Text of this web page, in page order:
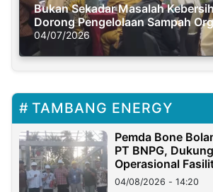
Bukan Sekadar Masalah
Dorong Pengelolaan Sampah
Solusi Krisis Iklim
04/07/2026
TAMBANG ENERGY
Pemda Bone
PT BNPG,
Operasional
04/08/2026 - 14:20